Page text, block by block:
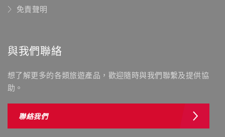
免責聲明
與我們聯絡
想了解更多的各類旅遊產品，歡迎隨時與我們聯繫及提供協
助。
聯絡我們